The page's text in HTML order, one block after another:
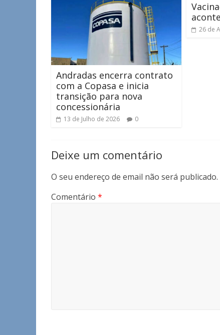
Andradas encerra contrato
com a Copasa e inicia
transição para nova
concessionária
13 de Julho de 2026 0
26 de
Deixe um comentário
O seu endereço de email não será publicado.
Comentário *